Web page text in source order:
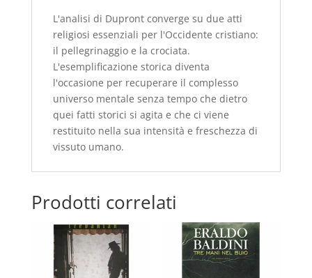
L'analisi di Dupront converge su due atti
religiosi essenziali per l'Occidente cristiano:
il pellegrinaggio e la crociata.
L'esemplificazione storica diventa
l'occasione per recuperare il complesso
universo mentale senza tempo che dietro
quei fatti storici si agita e che ci viene
restituito nella sua intensità e freschezza di
vissuto umano.
Prodotti correlati